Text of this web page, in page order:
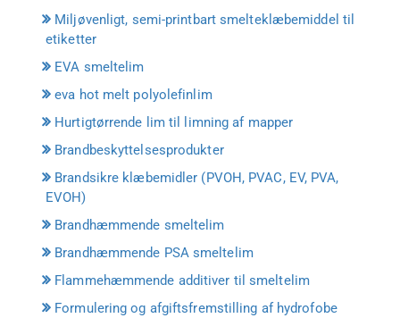
Miljøvenligt, semi-printbart smelteklæbemiddel til
etiketter
EVA smeltelim
eva hot melt polyolefinlim
Hurtigtørrende lim til limning af mapper
Brandbeskyttelsesprodukter
Brandsikre klæbemidler (PVOH, PVAC, EV, PVA,
EVOH)
Brandhæmmende smeltelim
Brandhæmmende PSA smeltelim
Flammehæmmende additiver til smeltelim
Formulering og afgiftsfremstilling af hydrofobe